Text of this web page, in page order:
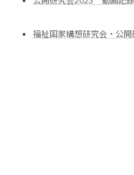
福祉国家構想研究会・公